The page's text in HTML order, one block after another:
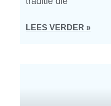
LEES VERDER »